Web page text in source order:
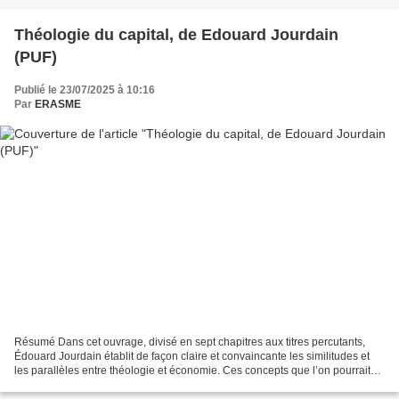
Théologie du capital, de Edouard Jourdain
(PUF)
Publié le 23/07/2025 à 10:16
Par ERASME
Résumé Dans cet ouvrage, divisé en sept chapitres aux titres percutants,
Édouard Jourdain établit de façon claire et convaincante les similitudes et
les parallèles entre théologie et économie. Ces concepts que l’on pourrait